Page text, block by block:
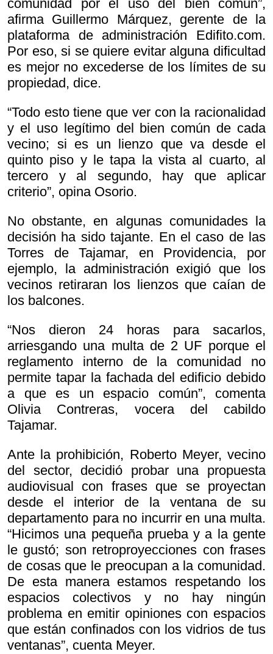
comunidad por el uso del bien común”,
afirma Guillermo Márquez, gerente de la
plataforma de administración Edifito.com.
Por eso, si se quiere evitar alguna dificultad
es mejor no excederse de los límites de su
propiedad, dice.
“Todo esto tiene que ver con la racionalidad
y el uso legítimo del bien común de cada
vecino; si es un lienzo que va desde el
quinto piso y le tapa la vista al cuarto, al
tercero y al segundo, hay que aplicar
criterio”, opina Osorio.
No obstante, en algunas comunidades la
decisión ha sido tajante. En el caso de las
Torres de Tajamar, en Providencia, por
ejemplo, la administración exigió que los
vecinos retiraran los lienzos que caían de
los balcones.
“Nos dieron 24 horas para sacarlos,
arriesgando una multa de 2 UF porque el
reglamento interno de la comunidad no
permite tapar la fachada del edificio debido
a que es un espacio común”, comenta
Olivia Contreras, vocera del cabildo
Tajamar.
Ante la prohibición, Roberto Meyer, vecino
del sector, decidió probar una propuesta
audiovisual con frases que se proyectan
desde el interior de la ventana de su
departamento para no incurrir en una multa.
“Hicimos una pequeña prueba y a la gente
le gustó; son retroproyecciones con frases
de cosas que le preocupan a la comunidad.
De esta manera estamos respetando los
espacios colectivos y no hay ningún
problema en emitir opiniones con espacios
que están confinados con los vidrios de tus
ventanas”, cuenta Meyer.